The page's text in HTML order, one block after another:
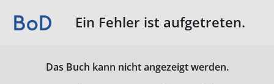
Ein Fehler ist aufgetreten.
Das Buch kann nicht angezeigt werden.